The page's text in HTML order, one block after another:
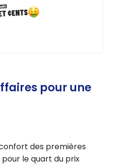
pour une
des premières
le quart du prix